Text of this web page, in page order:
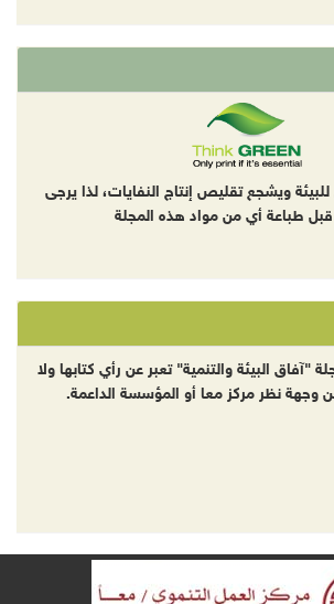
ويشجع تقليص إنتاج النفايات، لذا يرجى
قبل طباعة أي من مواد هذه المجلة
"آفاق البيئة والتنمية" تعبر عن رأي كتابها ولا
وجهة نظر مركز معا أو المؤسسة الداعمة.